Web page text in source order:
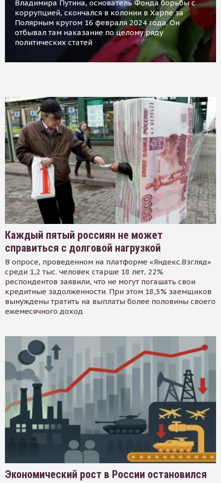
Владимира Путина, основатель Фонда борьбы с
коррупцией, скончался в колонии в Харпе за
Полярным кругом 16 февраля 2024 года. Он
отбывал там наказание по целому ряду
политических статей
Каждый пятый россиян не может
справиться с долговой нагрузкой
В опросе, проведенном на платформе «Яндекс.Взгляд»
среди 1,2 тыс. человек старше 18 лет, 22%
респондентов заявили, что не могут погашать свои
кредитные задолженности. При этом 18,5% заемщиков
вынуждены тратить на выплаты более половины своего
ежемесячного доход
Экономический рост в России остановился